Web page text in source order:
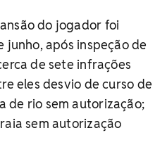
do jogador foi
após inspeção de
de sete infrações
eles desvio de curso de
de rio sem autorização;
sem autorização